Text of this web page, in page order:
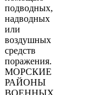
подводных,
надводных
или
воздушных
средств
поражения.
МОРСКИЕ
РАЙОНЫ
ВОЕННЫХ